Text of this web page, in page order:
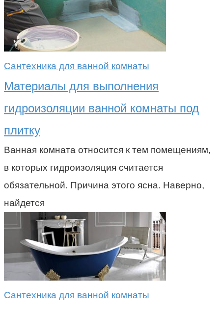
Сантехника для ванной комнаты
Материалы для выполнения
гидроизоляции ванной комнаты под
плитку
Ванная комната относится к тем помещениям,
в которых гидроизоляция считается
обязательной. Причина этого ясна. Наверно,
найдется
Сантехника для ванной комнаты